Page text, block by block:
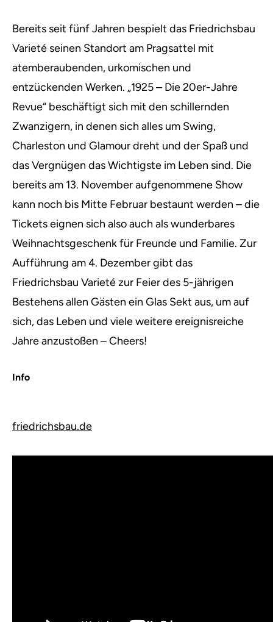
Bereits seit fünf Jahren bespielt das Friedrichsbau
Varieté seinen Standort am Pragsattel mit
atemberaubenden, urkomischen und
entzückenden Werken. „1925 – Die 20er-Jahre
Revue“ beschäftigt sich mit den schillernden
Zwanzigern, in denen sich alles um Swing,
Charleston und Glamour dreht und der Spaß und
das Vergnügen das Wichtigste im Leben sind. Die
bereits am 13. November aufgenommene Show
kann noch bis Mitte Februar bestaunt werden – die
Tickets eignen sich also auch als wunderbares
Weihnachtsgeschenk für Freunde und Familie. Zur
Aufführung am 4. Dezember gibt das
Friedrichsbau Varieté zur Feier des 5-jährigen
Bestehens allen Gästen ein Glas Sekt aus, um auf
sich, das Leben und viele weitere ereignisreiche
Jahre anzustoßen – Cheers!
Info
friedrichsbau.de